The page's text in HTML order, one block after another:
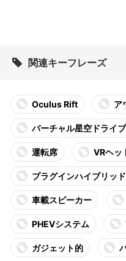
関連キーフレーズ
Oculus Rift ア
バーチャル星空ドライブ
運転席 VRヘッ
プラグインハイブリッ
車載スピーカー
PHEVシステム
ガジェット的